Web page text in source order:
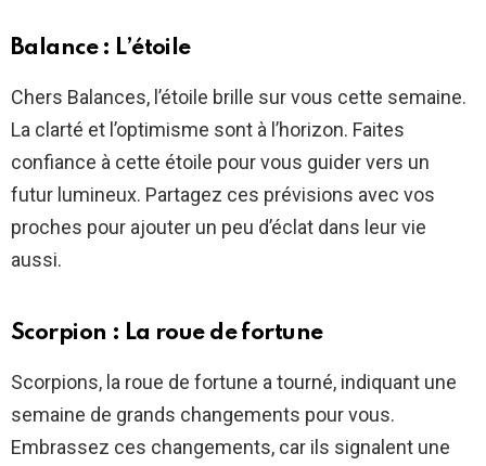
Balance : L’étoile
Chers Balances, l’étoile brille sur vous cette semaine.
La clarté et l’optimisme sont à l’horizon. Faites
confiance à cette étoile pour vous guider vers un
futur lumineux. Partagez ces prévisions avec vos
proches pour ajouter un peu d’éclat dans leur vie
aussi.
Scorpion : La roue de fortune
Scorpions, la roue de fortune a tourné, indiquant une
semaine de grands changements pour vous.
Embrassez ces changements, car ils signalent une